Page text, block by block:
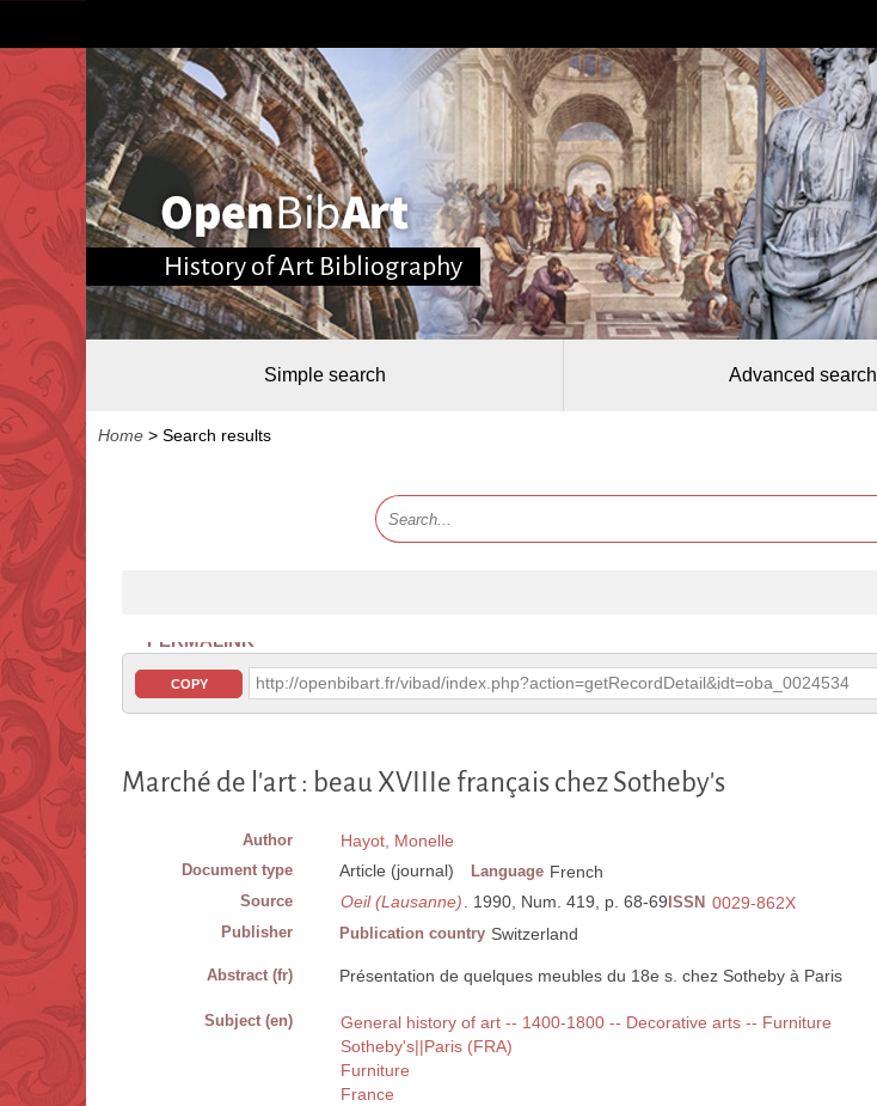
History of Art Bibliography
Simple search Advanced search
Home > Search results
PERMALINK
COPY http://openbibart.fr/vibad/index.php?action=getRecordDetail&idt=oba_0024534
Marché de l'art : beau XVIIIe français chez Sotheby's
Author Hayot, Monelle
Document type Article (journal) Language French
Source Oeil (Lausanne) . 1990, Num. 419, p. 68-69 ISSN 0029-862X
Publisher Publication country Switzerland
Abstract (fr) Présentation de quelques meubles du 18e s. chez Sotheby à Paris
Subject (en)
General history of art -- 1400-1800 -- Decorative arts -- Furniture
Sotheby's||Paris (FRA)
Furniture
France